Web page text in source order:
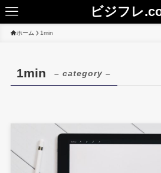
ビジフレ
ホーム 1min
1min – category –